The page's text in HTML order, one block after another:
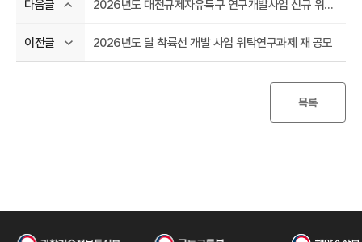
공
다음글 2026년도 대전규제자유특구 연구개발사업 신규 위탁연구과제 공모
이전글 2026년도 달 착륙선 개발 사업 위탁연구과제 재 공모
목록